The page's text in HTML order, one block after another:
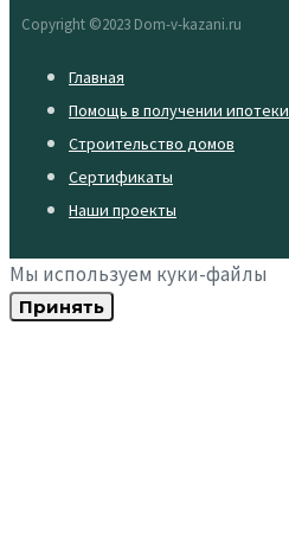
Copyright ©2023 Dom-v-kazani.ru
Главная
Помощь в получении ипотеки
Строительство домов
Сертификаты
Наши проекты
Мы используем куки-файлы
Принять